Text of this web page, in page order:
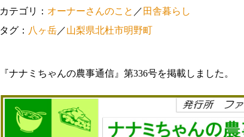
カテゴリ： オーナーさんのこと ／ 田舎暮らし
タグ： 八ヶ岳／山梨県北杜市明野町
『ナナミちゃんの農事通信』第336号を掲載しました。